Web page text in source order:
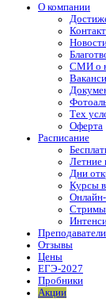
О компании
СМИ о
Тех
Оферта
Расписание
Летние
Дни
Курсы
Стримы
Преподаватели
Отзывы
Цены
ЕГЭ-2027
Пробники
Акции